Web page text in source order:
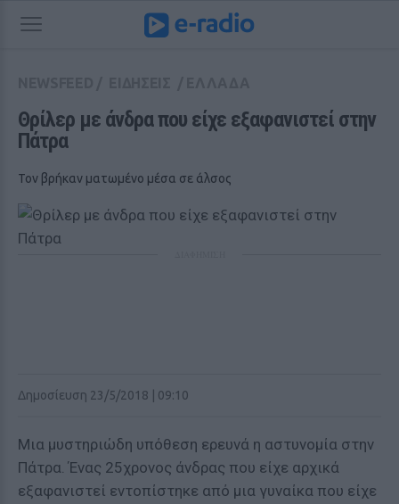
Θρίλερ με άνδρα που είχε εξαφανιστεί στην
Πάτρα
Τον βρήκαν ματωμένο μέσα σε άλσος
Δημοσίευση 23/5/2018 | 09:10
Μια μυστηριώδη υπόθεση ερευνά η αστυνομία στην
Πάτρα. Ένας 25χρονος άνδρας που είχε αρχικά
εξαφανιστεί εντοπίστηκε από μια γυναίκα που είχε